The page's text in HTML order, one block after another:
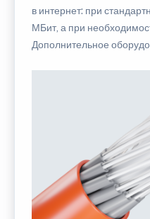
в интернет: при
МБит, а при
Дополнительное